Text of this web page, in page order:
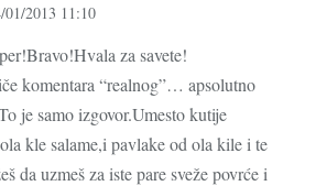
01/2013 11:10
za savete!
komentara “realnog”… apsolutno
je samo izgovor.Umesto kutije
kle salame,i pavlake od ola kile i te
da uzmeš za iste pare sveže povrće i